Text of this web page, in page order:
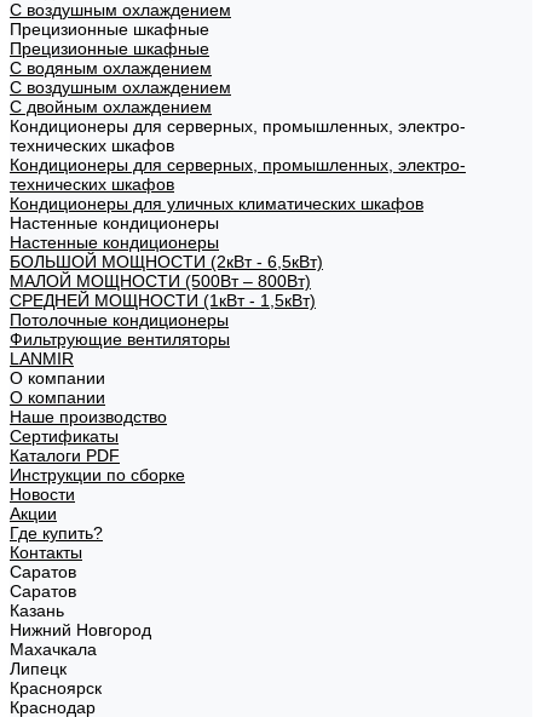
С воздушным охлаждением
Прецизионные шкафные
Прецизионные шкафные
С водяным охлаждением
С воздушным охлаждением
С двойным охлаждением
Кондиционеры для серверных, промышленных, электро-
технических шкафов
Кондиционеры для серверных, промышленных, электро-
технических шкафов
Кондиционеры для уличных климатических шкафов
Настенные кондиционеры
Настенные кондиционеры
БОЛЬШОЙ МОЩНОСТИ (2кВт - 6,5кВт)
МАЛОЙ МОЩНОСТИ (500Вт – 800Вт)
СРЕДНЕЙ МОЩНОСТИ (1кВт - 1,5кВт)
Потолочные кондиционеры
Фильтрующие вентиляторы
LANMIR
О компании
О компании
Наше производство
Сертификаты
Каталоги PDF
Инструкции по сборке
Новости
Акции
Где купить?
Контакты
Саратов
Саратов
Казань
Нижний Новгород
Махачкала
Липецк
Красноярск
Краснодар